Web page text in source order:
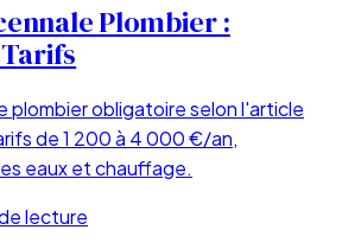
Plombier :
plombier obligatoire selon l'article
de 1 200 à 4 000 €/an,
eaux et chauffage.
lecture